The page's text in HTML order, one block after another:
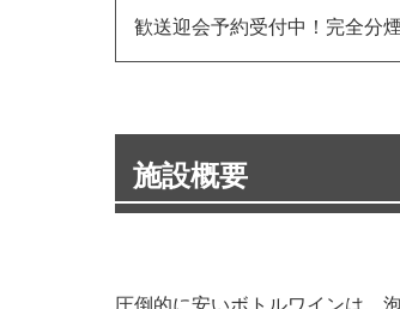
歓送迎会予約受付中！完全分
施設概要